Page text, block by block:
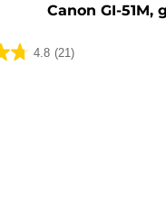
Canon GI-
4.8 (21)